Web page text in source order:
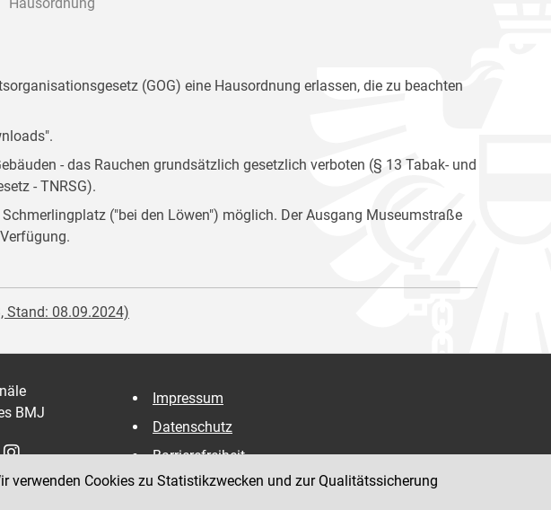
(GOG) eine Hausordnung erlassen, die zu beachten
- das Rauchen grundsätzlich gesetzlich verboten (§ 13 Tabak- und
- TNRSG).
("bei den Löwen") möglich. Der Ausgang Museumstraße
Stand: 08.09.2024)
BMJ
Impressum
Datenschutz
Barrierefreiheit
Hinweisgeber:innenplattform (für Mitarbeiter:innen)
verwenden Cookies zu Statistikzwecken und zur Qualitätssicherung